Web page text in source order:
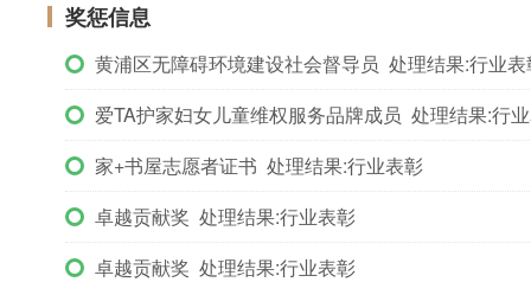
奖惩信息
黄浦区无障碍环境建设社会督导员 处理结果:行业表
爱TA护家妇女儿童维权服务品牌成员 处理结果:行
家+书屋志愿者证书 处理结果:行业表彰
卓越贡献奖 处理结果:行业表彰
卓越贡献奖 处理结果:行业表彰